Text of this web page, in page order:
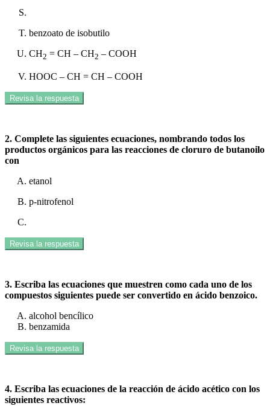
benzoato de isobutilo
CH2 = CH – CH2 – COOH
HOOC – CH = CH – COOH
Revisa la respuesta
2. Complete las siguientes ecuaciones, nombrando todos los
productos orgánicos para las reacciones de cloruro de butanoilo
con
etanol
p-nitrofenol
Revisa la respuesta
3. Escriba las ecuaciones que muestren como cada uno de los
compuestos siguientes puede ser convertido en ácido benzoico.
alcohol bencílico
benzamida
Revisa la respuesta
4. Escriba las ecuaciones de la reacción de ácido acético con los
siguientes reactivos: